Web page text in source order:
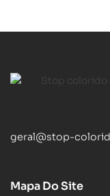
geral@stop-
Mapa Do Site